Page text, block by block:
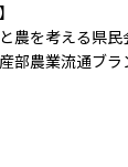
農を考える県民
部農業流通ブ